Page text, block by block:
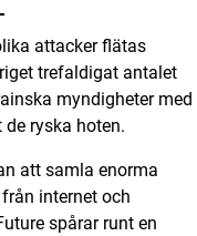
attacker flätas
trefaldigat antalet
myndigheter med
ryska hoten.
att samla enorma
internet och
spårar runt en